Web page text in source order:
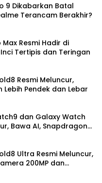
9 Dikabarkan Batal
Terancam Berakhir?
Resmi Hadir di
Tertipis dan Teringan
Resmi Meluncur,
Pendek dan Lebar
dan Galaxy Watch
Bawa AI, Snapdragon
Baru
Ultra Resmi Meluncur,
200MP dan
5